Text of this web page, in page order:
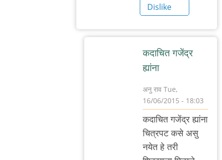
Dislike
कदाचित गजेंद्र
ह्यांना
अनु राव Tue,
16/06/2015 - 18:03
reply
to
पात्रता
कदाचित गजेंद्र ह्यांना
चित्रपट कसे असु
नयेत हे तरी